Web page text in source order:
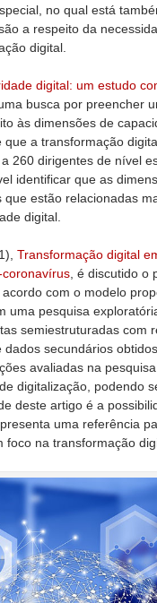
no qual está
a respeito da
digital.
digital: um estudo
busca por preencher
às dimensões de
a transformação
260 dirigentes de nível
identificar que as
estão relacionadas
digital.
Transformação digital
, é discutido
com o modelo
uma pesquisa
semiestruturadas com
secundários
avaliadas na
digitalização, podendo
deste artigo é a
uma referência
foco na transformação